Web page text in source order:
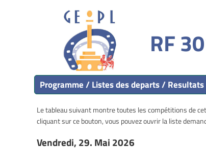
RF
Programme / Listes des departs / Resultats
Le tableau suivant montre toutes les compétitions de
cliquant sur ce bouton, vous pouvez ouvrir la liste
Vendredi, 29. Mai 2026